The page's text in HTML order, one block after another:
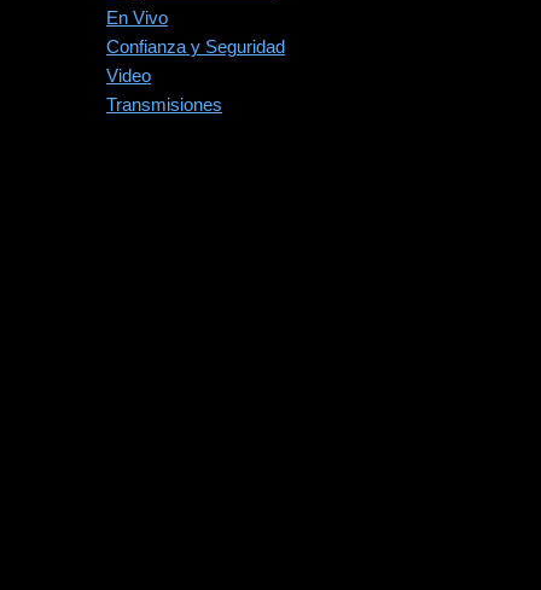
En Vivo
Confianza y Seguridad
Video
Transmisiones